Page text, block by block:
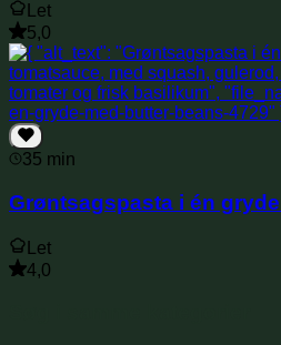
Let
5,0
35 min
Grøntsagspasta i én
Let
4,0